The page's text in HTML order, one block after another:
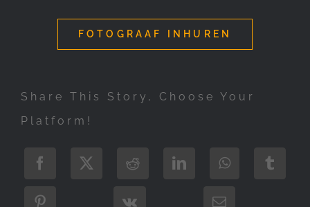
FOTOGRAAF INHUREN
Share This Story, Choose Your
Platform!